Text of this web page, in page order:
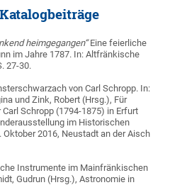
heimgegangen“Eine feierliche
im Jahre 1787. In: Altfränkische
27-30.
von Carl Schropp. In:
und Zink, Robert (Hrsg.), Für
Schropp (1794-1875) in Erfurt
im Historischen
2016, Neustadt an der Aisch
Instrumente im Mainfränkischen
Gudrun (Hrsg.), Astronomie in